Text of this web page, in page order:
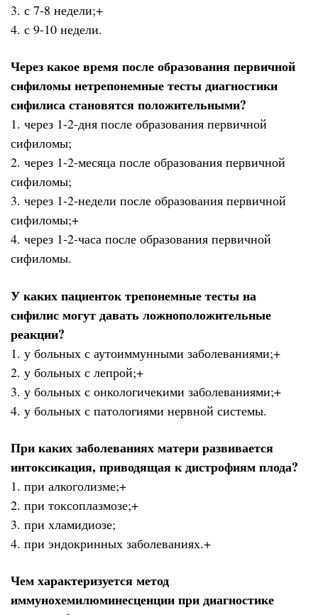
3. с 7-8 недели;+
4. с 9-10 недели.
Через какое время после образования первичной
сифиломы нетрепонемные тесты диагностики
сифилиса становятся положительными?
1. через 1-2-дня после образования первичной
сифиломы;
2. через 1-2-месяца после образования первичной
сифиломы;
3. через 1-2-недели после образования первичной
сифиломы;+
4. через 1-2-часа после образования первичной
сифиломы.
У каких пациенток трепонемные тесты на
сифилис могут давать ложноположительные
реакции?
1. у больных с аутоиммунными заболеваниями;+
2. у больных с лепрой;+
3. у больных с онкологичекими заболеваниями;+
4. у больных с патологиями нервной системы.
При каких заболеваниях матери развивается
интоксикация, приводящая к дистрофиям плода?
1. при алкоголизме;+
2. при токсоплазмозе;+
3. при хламидиозе;
4. при эндокринных заболеваниях.+
Чем характеризуется метод
иммунохемилюминесценции при диагностике